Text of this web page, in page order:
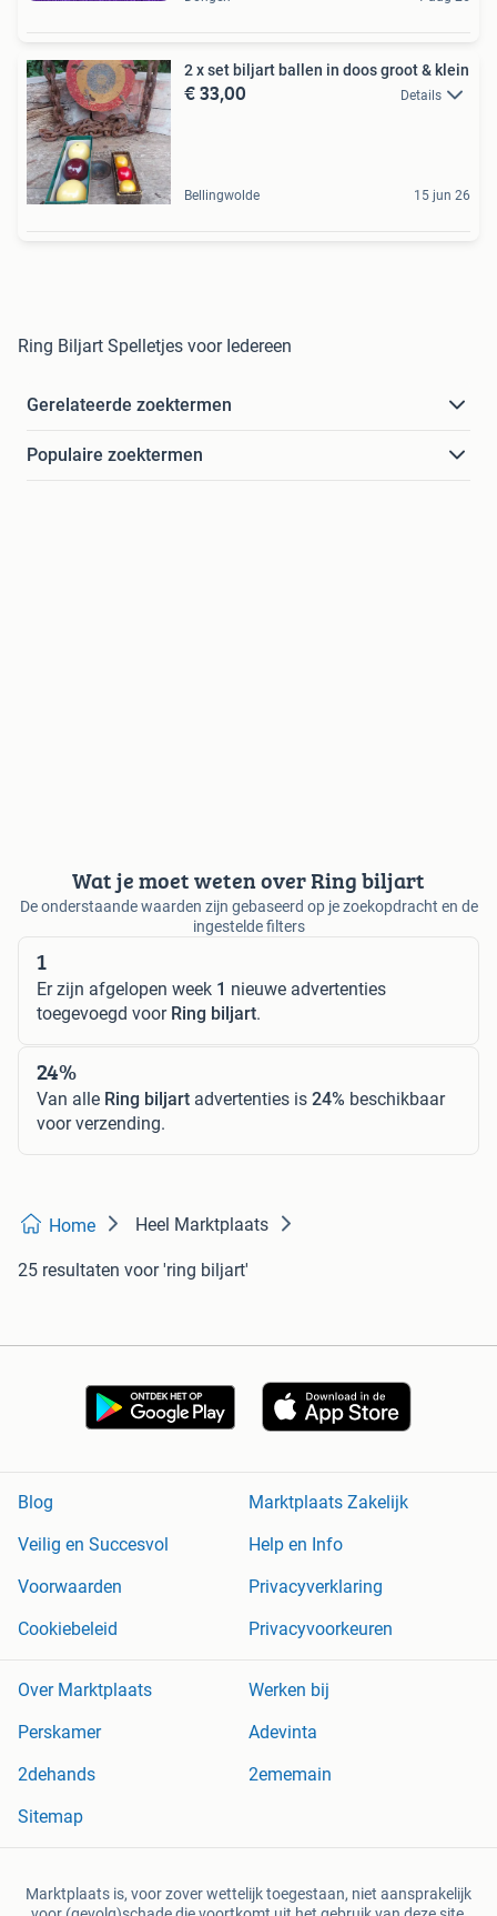
2 x set biljart ballen in doos groot & klein
€ 33,00 Details
Bellingwolde 15 jun 26
Ring Biljart Spelletjes voor Iedereen
Gerelateerde zoektermen
Populaire zoektermen
Wat je moet weten over Ring biljart
De onderstaande waarden zijn gebaseerd op je zoekopdracht en de
ingestelde filters
1
Er zijn afgelopen week 1 nieuwe advertenties
toegevoegd voor Ring biljart.
24%
Van alle Ring biljart advertenties is 24% beschikbaar
voor verzending.
Home Heel Marktplaats
25 resultaten voor 'ring biljart'
Blog
Marktplaats Zakelijk
Veilig en Succesvol
Help en Info
Voorwaarden
Privacyverklaring
Cookiebeleid
Privacyvoorkeuren
Over Marktplaats
Werken bij
Perskamer
Adevinta
2dehands
2ememain
Sitemap
Marktplaats is, voor zover wettelijk toegestaan, niet aansprakelijk